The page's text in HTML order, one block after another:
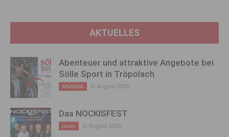
AKTUELLES
Abenteuer und attraktive Angebote bei
Sölle Sport in Tröpolach
ANZEIGE 6. August 2026
Das NOCKISFEST
Leute 6. August 2026